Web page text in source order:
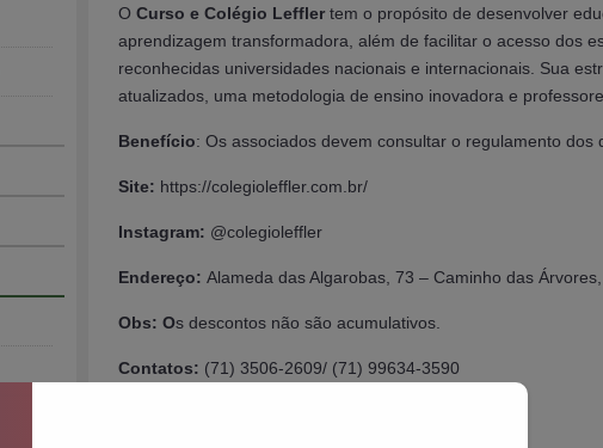
O Curso e Colégio Leffler tem o propósito de desenvolver
aprendizagem transformadora, além de facilitar o acesso dos
reconhecidas universidades nacionais e internacionais. Sua
atualizados, uma metodologia de ensino inovadora e
Benefício: Os associados devem consultar o regulamento dos
Site: https://colegioleffler.com.br/
Instagram: @colegioleffler
Endereço: Alameda das Algarobas, 73 – Caminho das Árvores,
Obs: Os descontos não são acumulativos.
Contatos: (71) 3506-2609/ (71) 99634-3590